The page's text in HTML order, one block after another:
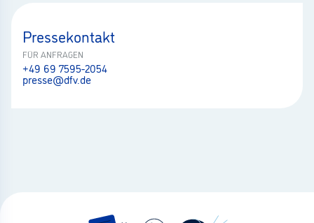
Pressekontakt
FÜR ANFRAGEN
+49 69 7595-2054
presse@dfv.de